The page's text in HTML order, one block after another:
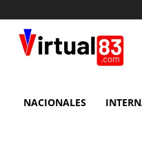
83
NACIONALES